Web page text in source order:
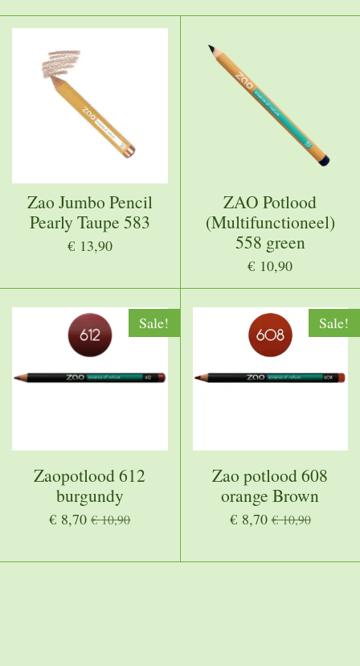
Zao Jumbo Pencil
Pearly Taupe 583
€ 13,90
ZAO Potlood
(Multifunctioneel)
558 green
€ 10,90
Sale!
Zaopotlood 612
burgundy
€ 8,70 € 10,90
Sale!
Zao potlood 608
orange Brown
€ 8,70 € 10,90